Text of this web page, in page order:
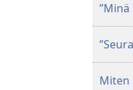
Miten